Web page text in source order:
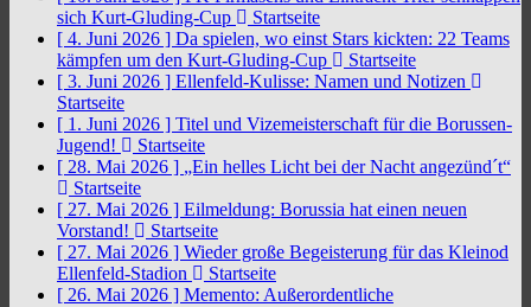
sich Kurt-Gluding-Cup
Startseite
[ 4. Juni 2026 ] Da spielen, wo einst Stars kickten: 22 Teams
kämpfen um den Kurt-Gluding-Cup
Startseite
[ 3. Juni 2026 ] Ellenfeld-Kulisse: Namen und Notizen
Startseite
[ 1. Juni 2026 ] Titel und Vizemeisterschaft für die Borussen-
Jugend!
Startseite
[ 28. Mai 2026 ] „Ein helles Licht bei der Nacht angezünd´t“
Startseite
[ 27. Mai 2026 ] Eilmeldung: Borussia hat einen neuen
Vorstand!
Startseite
[ 27. Mai 2026 ] Wieder große Begeisterung für das Kleinod
Ellenfeld-Stadion
Startseite
[ 26. Mai 2026 ] Memento: Außerordentliche